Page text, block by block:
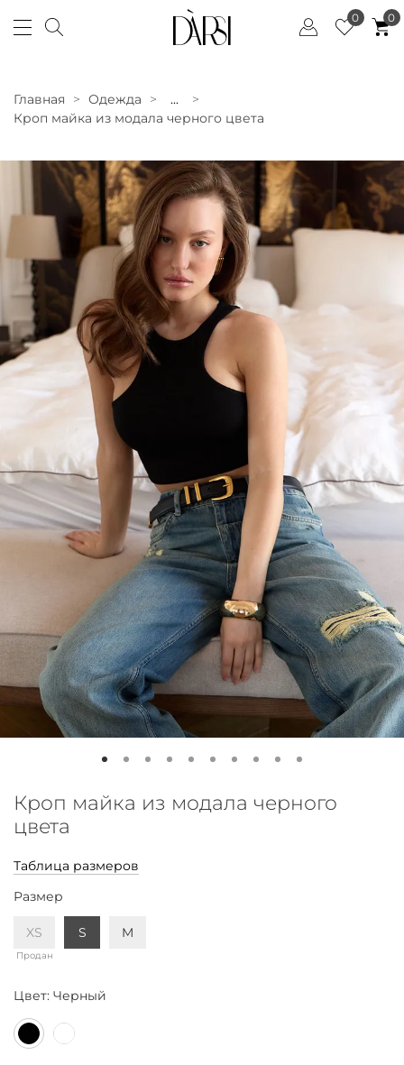
0 0
Главная Одежда
...
Кроп майка из модала черного цвета
Кроп майка из модала черного
цвета
Таблица размеров
Размер
XS
Продан
S M
Цвет: Черный